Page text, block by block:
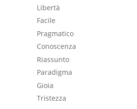
Libertà
Facile
Pragmatico
Conoscenza
Riassunto
Paradigma
Gioia
Tristezza